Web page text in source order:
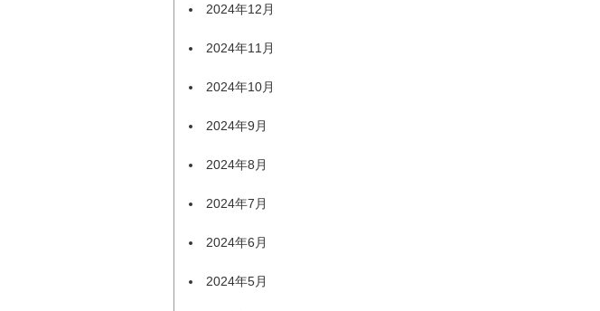
2024年12月
2024年11月
2024年10月
2024年9月
2024年8月
2024年7月
2024年6月
2024年5月